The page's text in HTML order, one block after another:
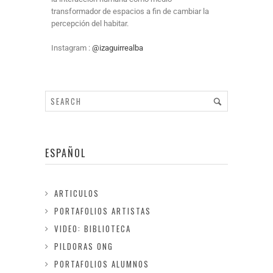
transformador de espacios a fin de cambiar la
percepción del habitar.
Instagram : @izaguirrealba
ESPAÑOL
ARTICULOS
PORTAFOLIOS ARTISTAS
VIDEO: BIBLIOTECA
PILDORAS ONG
PORTAFOLIOS ALUMNOS